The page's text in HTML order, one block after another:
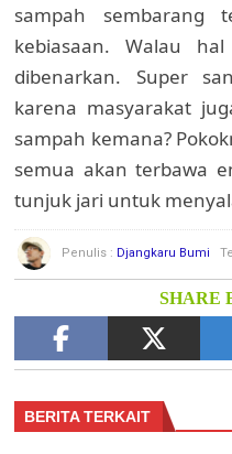
sampah sembarang
kebiasaan. Walau
dibenarkan. Super
karena masyarakat
sampah kemana?
semua akan terbawa
tunjuk jari untuk
Penulis : Djangkaru Bumi
SHARE
BERITA TERKAIT